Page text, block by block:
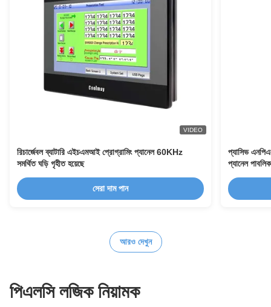
VIDEO
রিচার্জেবল ব্যাটারি এইচএমআই প্রোগ্রামিং প্যানেল 60KHz
সমর্থিত ঘড়ি গৃহীত হয়েছে
সেরা দাম পান
প্যাসিভ
প্যানেল
আরও দেখুন
পিএলসি লজিক নিয়ামক